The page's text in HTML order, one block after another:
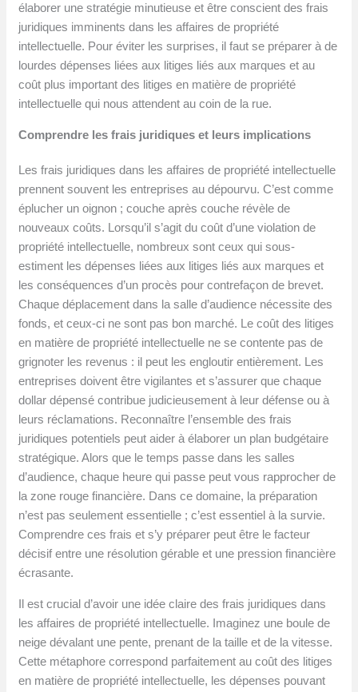
élaborer une stratégie minutieuse et être conscient des frais
juridiques imminents dans les affaires de propriété
intellectuelle. Pour éviter les surprises, il faut se préparer à de
lourdes dépenses liées aux litiges liés aux marques et au
coût plus important des litiges en matière de propriété
intellectuelle qui nous attendent au coin de la rue.
Comprendre les frais juridiques et leurs implications
Les frais juridiques dans les affaires de propriété intellectuelle
prennent souvent les entreprises au dépourvu. C’est comme
éplucher un oignon ; couche après couche révèle de
nouveaux coûts. Lorsqu’il s’agit du coût d’une violation de
propriété intellectuelle, nombreux sont ceux qui sous-
estiment les dépenses liées aux litiges liés aux marques et
les conséquences d’un procès pour contrefaçon de brevet.
Chaque déplacement dans la salle d’audience nécessite des
fonds, et ceux-ci ne sont pas bon marché. Le coût des litiges
en matière de propriété intellectuelle ne se contente pas de
grignoter les revenus : il peut les engloutir entièrement. Les
entreprises doivent être vigilantes et s’assurer que chaque
dollar dépensé contribue judicieusement à leur défense ou à
leurs réclamations. Reconnaître l’ensemble des frais
juridiques potentiels peut aider à élaborer un plan budgétaire
stratégique. Alors que le temps passe dans les salles
d’audience, chaque heure qui passe peut vous rapprocher de
la zone rouge financière. Dans ce domaine, la préparation
n’est pas seulement essentielle ; c’est essentiel à la survie.
Comprendre ces frais et s’y préparer peut être le facteur
décisif entre une résolution gérable et une pression financière
écrasante.
Il est crucial d’avoir une idée claire des frais juridiques dans
les affaires de propriété intellectuelle. Imaginez une boule de
neige dévalant une pente, prenant de la taille et de la vitesse.
Cette métaphore correspond parfaitement au coût des litiges
en matière de propriété intellectuelle, les dépenses pouvant